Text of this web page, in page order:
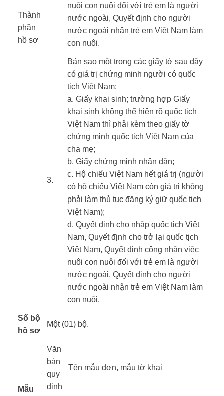
Thành
phần
hồ sơ ​
nuôi con nuôi đối với trẻ em là người
nước ngoài, Quyết định cho người
nước ngoài nhận trẻ em Việt Nam làm
con nuôi.
​3.
Bản sao một trong các giấy tờ sau đây
có giá trị chứng minh người có quốc
tịch Việt Nam:
a. Giấy khai sinh; trường hợp Giấy
khai sinh không thể hiện rõ quốc tịch
Việt Nam thì phải kèm theo giấy tờ
chứng minh quốc tịch Việt Nam của
cha mẹ;
b. Giấy chứng minh nhân dân;
c. Hộ chiếu Việt Nam hết giá trị (người
có hộ chiếu Việt Nam còn giá trị không
phải làm thủ tục đăng ký giữ quốc tịch
Việt Nam);
d. Quyết định cho nhập quốc tịch Việt
Nam, Quyết định cho trở lại quốc tịch
Việt Nam, Quyết định công nhận việc
nuôi con nuôi đối với trẻ em là người
nước ngoài, Quyết định cho người
nước ngoài nhận trẻ em Việt Nam làm
con nuôi.
Số bộ
hồ sơ
Một (01) bộ.
Mẫu
Văn
bản
quy
định
​Tên mẫu đơn, mẫu tờ khai